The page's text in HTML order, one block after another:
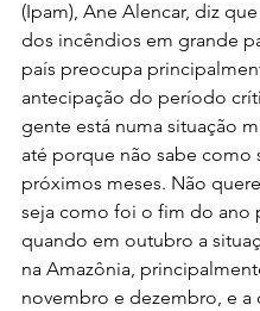
(Ipam), Ane Alencar, diz
dos incêndios em grande
país preocupa
antecipação do período
gente está numa situação
até porque não sabe como
próximos meses. Não
seja como foi o fim do ano
quando em outubro a
na Amazônia,
novembro e dezembro, e a